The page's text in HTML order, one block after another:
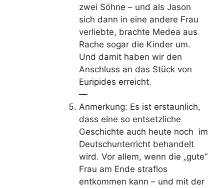
zwei Söhne – und als Jason
sich dann in eine andere Frau
verliebte, brachte Medea aus
Rache sogar die Kinder um.
Und damit haben wir den
Anschluss an das Stück von
Euripides erreicht.
—
Anmerkung: Es ist erstaunlich,
dass eine so entsetzliche
Geschichte auch heute noch im
Deutschunterricht behandelt
wird. Vor allem, wenn die „gute“
Frau am Ende straflos
entkommen kann – und mit der